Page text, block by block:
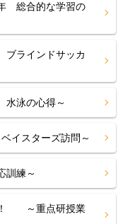
総合的な学習の
ラインドサッカ
泳の心得～
スターズ訪問～
練～
！ ～重点研授業